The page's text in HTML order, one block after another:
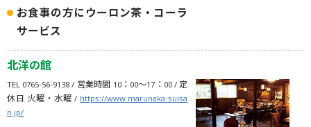
お食事の方にウーロン茶・コーラ
サービス
北洋の館
TEL 0765-56-9138 / 営業時間 10：00～17：00 / 定
休日 火曜・水曜 /https://www.marunaka-suisa
n.jp/